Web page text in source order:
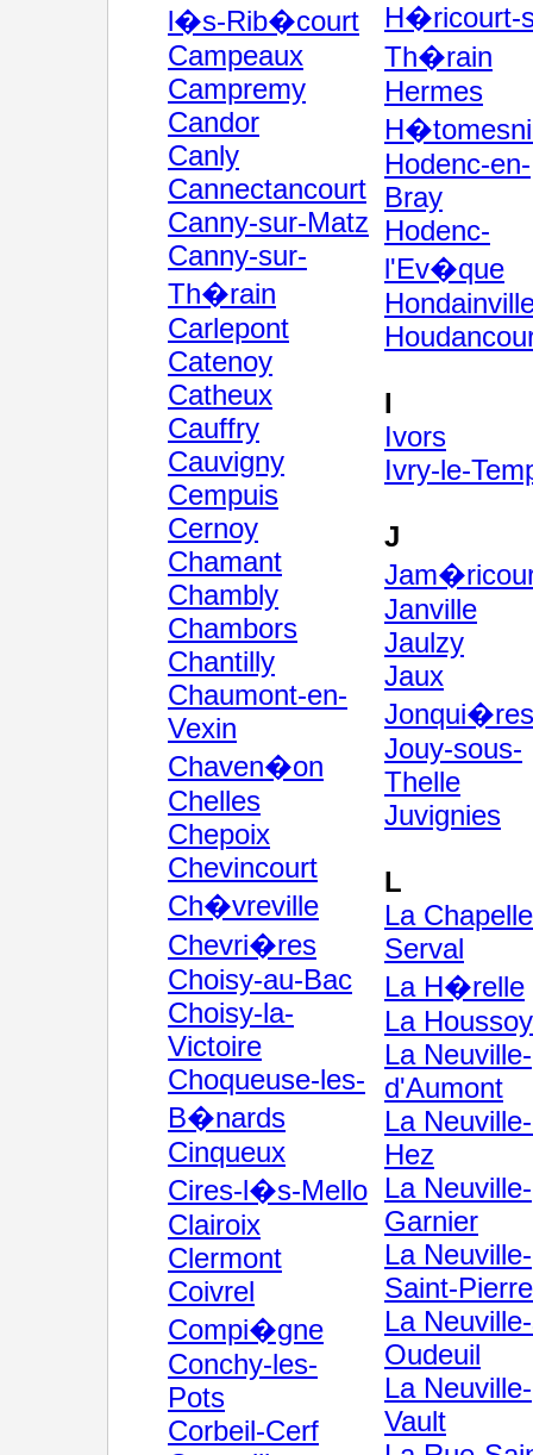
l�s-Rib�court
Campeaux
Campremy
Candor
Canly
Cannectancourt
Canny-sur-Matz
Canny-sur-
Th�rain
Carlepont
Catenoy
Catheux
Cauffry
Cauvigny
Cempuis
Cernoy
Chamant
Chambly
Chambors
Chantilly
Chaumont-en-
Vexin
Chaven�on
Chelles
Chepoix
Chevincourt
Ch�vreville
Chevri�res
Choisy-au-Bac
Choisy-la-
Victoire
Choqueuse-les-
B�nards
Cinqueux
Cires-l�s-Mello
Clairoix
Clermont
Coivrel
Compi�gne
Conchy-les-
Pots
Corbeil-Cerf
H�ricourt-
Th�rain
Hermes
Hodenc-en-
Bray
Hodenc-
l'Ev�que
I
Ivors
Ivry-le-
J
Janville
Jaulzy
Jaux
Jonqui�res
Jouy-sous-
Thelle
Juvignies
L
La
Serval
La H�relle
La
La Neuville-
d'Aumont
La
Hez
La Neuville-
Garnier
La Neuville-
Saint-Pierre
La
Oudeuil
La Neuville-
Vault